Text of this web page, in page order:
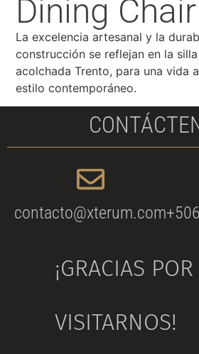
Dining Chair
La excelencia artesanal y la
construcción se reflejan en la
acolchada Trento, para una vida
estilo contemporáneo.
contacto@xterum.com
¡GRACIAS POR
VISITARNOS!